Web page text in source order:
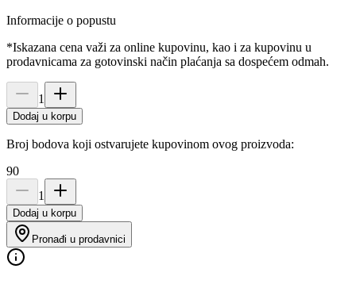
Informacije o popustu
*Iskazana cena važi za online kupovinu, kao i za kupovinu u
prodavnicama za gotovinski način plaćanja sa dospećem odmah.
1
Dodaj u korpu
Broj bodova koji ostvarujete kupovinom ovog proizvoda:
90
1
Dodaj u korpu
Pronađi u prodavnici